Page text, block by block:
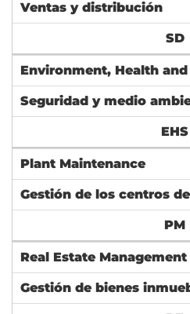
Ventas y distribución
SD
Environment, Health
Seguridad y medio
EHS
Plant Maintenance
Gestión de los centros
PM
Real Estate Management
Gestión de bienes